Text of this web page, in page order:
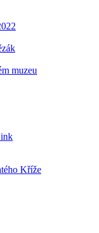
muzeu
Kříže